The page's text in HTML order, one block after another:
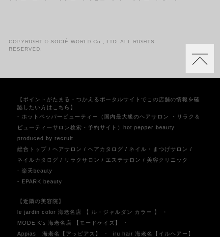
COPYRIGHT © SOCIÉ WORLD Co., LTD. ALL RIGHTS
RESERVED.
【ポイントがたまる・つかえるポータルサイトでこの店舗の情報を確
認したい方はこちら】
- ホットペッパービューティー（国内最大級のヘアサロン ・リラク＆
ビューティーサロン検索・予約サイト）hot pepper beauty
produced by recruit
総合トップ / ヘアサロン / ヘアカタログ / ネイル・まつげサロン /
ネイルカタログ / リラクサロン / エステサロン / 美容クリニック
- 楽天beauty
- EPARK beauty
【近隣の美容院】
le jardin color 海老名店 【 ル・ジャルダン カラー 】
・
MODE K's 海老名店 【モードケイズ】
・
Appias 海老名【アッピアス】
・ iru hair 海老名【イルヘアー】